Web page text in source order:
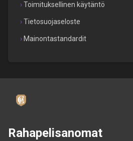
Toimituksellinen käytäntö
Tietosuojaseloste
Mainontastandardit
Rahapelisanomat